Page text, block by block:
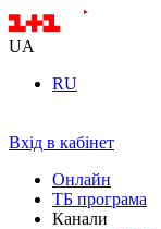
UA
RU
Вхід в кабінет
Онлайн
ТБ програма
Канали